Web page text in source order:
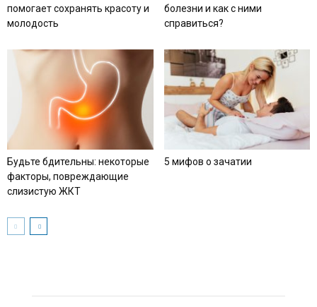
помогает сохранять красоту и
молодость
болезни и как с ними
справиться?
Будьте бдительны: некоторые
факторы, повреждающие
слизистую ЖКТ
5 мифов о зачатии